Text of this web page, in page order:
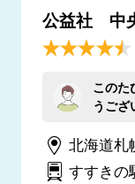
公益社 中
このた
うござ
北海道札
すすきの